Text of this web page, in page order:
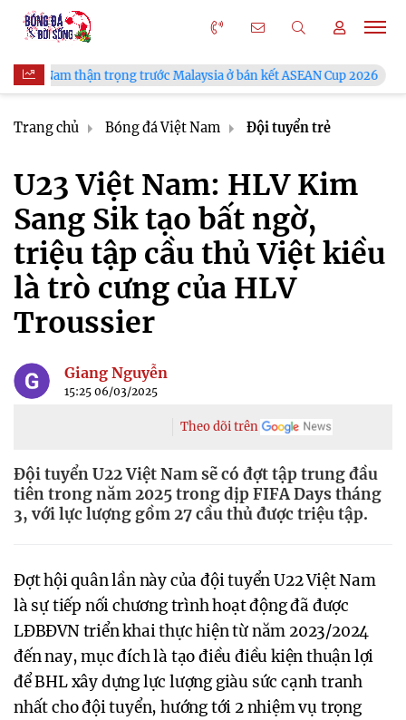
trọng trước Malaysia ở bán kết ASEAN Cup 2026 VFF công
Trang chủ Bóng đá Việt Nam Đội tuyển trẻ
U23 Việt Nam: HLV Kim
Sang Sik tạo bất ngờ,
triệu tập cầu thủ Việt kiều
là trò cưng của HLV
Troussier
Giang Nguyễn
15:25 06/03/2025
Theo dõi trên
Đội tuyển U22 Việt Nam sẽ có đợt tập trung đầu
tiên trong năm 2025 trong dịp FIFA Days tháng
3, với lực lượng gồm 27 cầu thủ được triệu tập.
Đợt hội quân lần này của đội tuyển U22 Việt Nam
là sự tiếp nối chương trình hoạt động đã được
LĐBĐVN triển khai thực hiện từ năm 2023/2024
đến nay, mục đích là tạo điều điều kiện thuận lợi
để BHL xây dựng lực lượng giàu sức cạnh tranh
nhất cho đội tuyển, hướng tới 2 nhiệm vụ trọng